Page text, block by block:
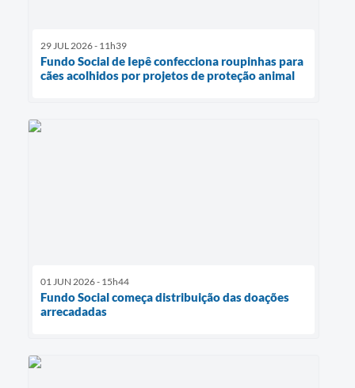
29 JUL 2026 - 11h39
Fundo Social de Iepê confecciona roupinhas para
cães acolhidos por projetos de proteção animal
01 JUN 2026 - 15h44
Fundo Social começa distribuição das doações
arrecadadas